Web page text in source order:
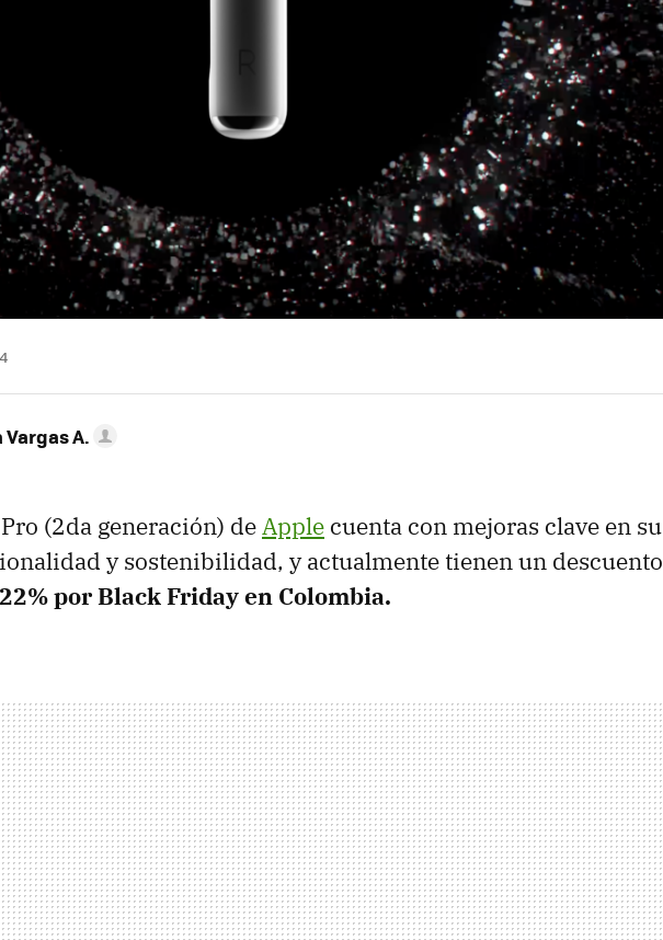
A.
Pro (2da generación) deApple cuenta con mejoras clave en su
y sostenibilidad, y actualmente tienen un descuento
22% por Black Friday en Colombia.